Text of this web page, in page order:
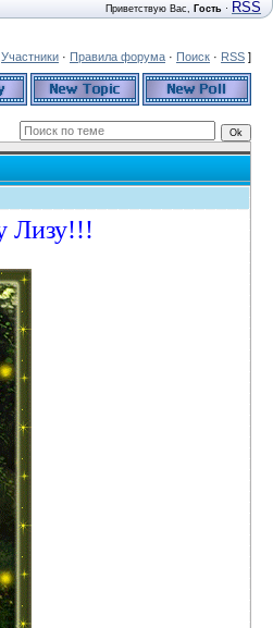
Приветствую Вас, Гость · RSS
Участники · Правила форума · Поиск · RSS ]
Лизу!!!